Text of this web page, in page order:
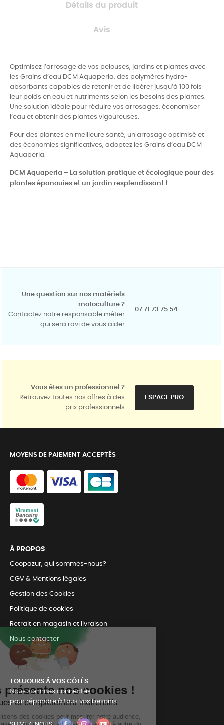
Détails du produit
Avis
Optimisez l’arrosage de vos pelouses, jardins et plantes avec
les Grains d’eau DCM Aquaperla, des polymères hydro-
absorbants capables de retenir et de libérer jusqu’à 100 fois
leur poids en eau et nutriments selon les besoins des plantes.
Une solution idéale pour réduire vos arrosages, économiser
l’eau et obtenir des plantes vigoureuses.
Pour des plantes en meilleure santé, un arrosage optimisé et
des économies significatives, adoptez les Grains d’eau DCM
Aquaperla.
DCM Aquaperla – La solution pratique et écologique pour des
plantes épanouies et un jardin resplendissant !
Une question sur nos matériels
motoculture ?
Contactez notre responsable métier
qui sera ravi de vous aider
07 71 73 75 54
Vous êtes un professionnel ?
Retrouvez toutes nos offres à des
prix professionnels
ESPACE PRO
MOYENS DE PAIEMENT ACCEPTÉS
Á PROPOS
Coopazur, qui sommes-nous?
CGV & Mentions légales
Gestion des Cookies
Politique de cookies
Retrait en magasin et livraison
Nous contacter
TOUJOURS Á VOS CÔTÉS
Nous sommes connectés
pour répondre à tous vos besoins